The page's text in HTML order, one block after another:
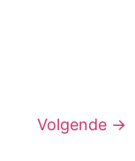
Volgende →